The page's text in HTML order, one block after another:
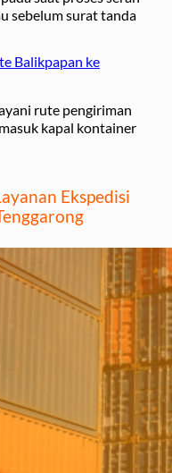
sebelum surat tanda
Balikpapan ke
rute pengiriman
kapal kontainer
Ekspedisi